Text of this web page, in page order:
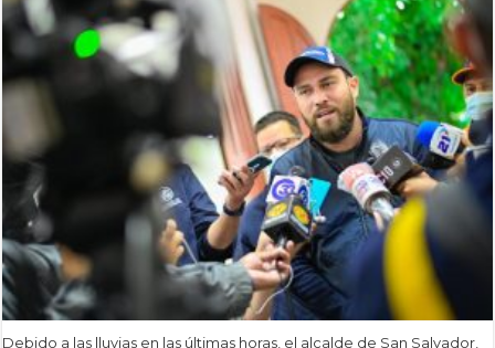
Debido a las lluvias en las últimas horas, el alcalde de San Salvador,